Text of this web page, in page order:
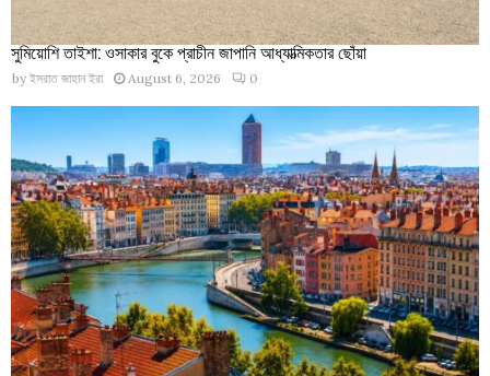
সুমিয়োশি তাইশা: ওসাকার বুকে প্রাচীন জাপানি আধ্যাত্মিকতার ছোঁয়া
by ইসরাত জাহান ইরা August 6, 2026 0